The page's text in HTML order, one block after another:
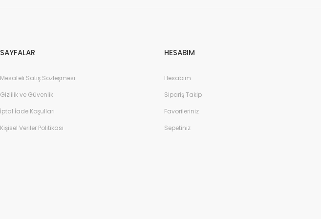
SAYFALAR
Mesafeli Satış Sözleşmesi
Gizlilik ve Güvenlik
İptal İade Koşullari
Kişisel Veriler Politikası
HESABIM
Hesabım
Sipariş Takip
Favorileriniz
Sepetiniz